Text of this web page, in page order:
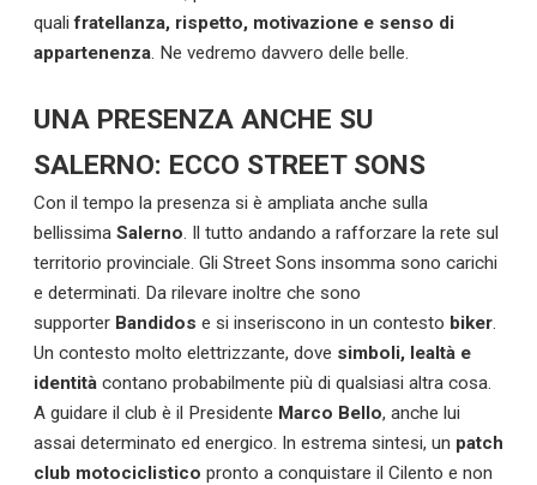
qualifratellanza, rispetto, motivazione e senso di
appartenenza. Ne vedremo davvero delle belle.
UNA PRESENZA ANCHE SU
SALERNO: ECCO STREET SONS
Con il tempo la presenza si è ampliata anche sulla
bellissima Salerno. Il tutto andando a rafforzare la rete sul
territorio provinciale. Gli Street Sons insomma sono carichi
e determinati. Da rilevare inoltre che sono
supporter Bandidos e si inseriscono in un contesto biker.
Un contesto molto elettrizzante, dove simboli, lealtà e
identità contano probabilmente più di qualsiasi altra cosa.
A guidare il club è il Presidente Marco Bello, anche lui
assai determinato ed energico. In estrema sintesi, un patch
club motociclistico pronto a conquistare il Cilento e non